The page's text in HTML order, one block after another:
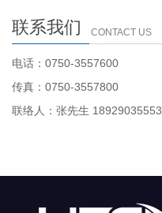
联系我们 CONTACT US
电话：0750-3557600
传真：0750-3557800
联络人：张先生 18929035553